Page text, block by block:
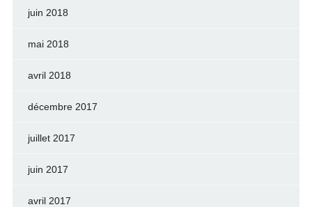
juin 2018
mai 2018
avril 2018
décembre 2017
juillet 2017
juin 2017
avril 2017